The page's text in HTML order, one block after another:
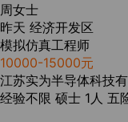
周女士
昨天 经济开发区
模拟仿真工程师
10000-15000元
江苏实为半导体科技
经验不限 硕士 1人 五